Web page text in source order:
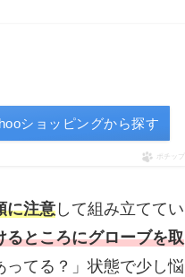
ショッピングから探す
ポチップ
に注意して組み立ててい
るところにグローブを取
ってる？」状態で少し悩